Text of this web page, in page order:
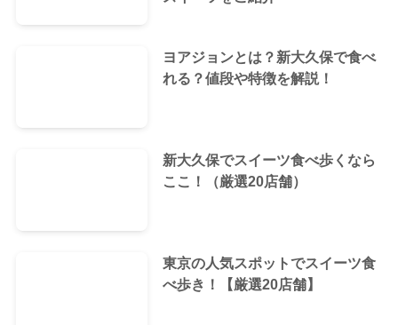
ヨアジョンとは？新大久保で食べ
れる？値段や特徴を解説！
新大久保でスイーツ食べ歩くなら
ここ！（厳選20店舗）
東京の人気スポットでスイーツ食
べ歩き！【厳選20店舗】